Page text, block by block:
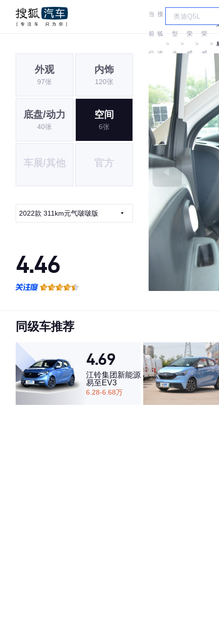
当
前
位
搜
狐
汽
＞
车
型
大
全
＞
荣
威
＞
荣
威
＞
外观
97张
内饰
120张
底盘/动力
40张
空间
6张
车展/其他 官方
2022款 311km元气啵啵版
4.46
·空间表现一般，低于75%同级车
同级车推荐
4.69
江铃集团新能源
易至EV3
6.28-6.68万